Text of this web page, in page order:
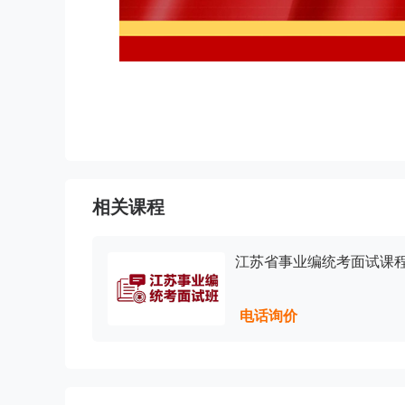
相关课程
江苏省事业编统考面试课
电话询价